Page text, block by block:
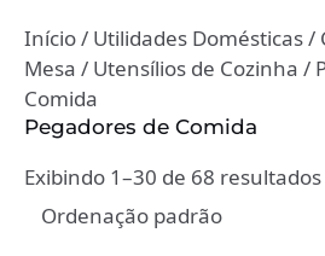
Início/ Utilidades Domésticas/
Mesa / Utensílios de Cozinha /
Comida
Pegadores de Comida
Exibindo 1–30 de 68 resultados